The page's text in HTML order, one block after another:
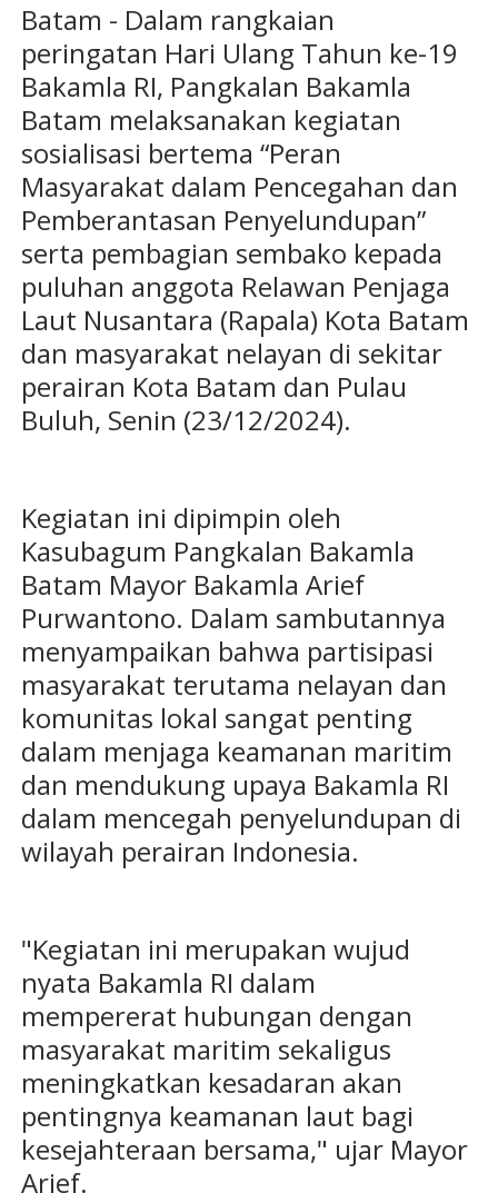
Batam - Dalam rangkaian
peringatan Hari Ulang Tahun ke-19
Bakamla RI, Pangkalan Bakamla
Batam melaksanakan kegiatan
sosialisasi bertema “Peran
Masyarakat dalam Pencegahan dan
Pemberantasan Penyelundupan”
serta pembagian sembako kepada
puluhan anggota Relawan Penjaga
Laut Nusantara (Rapala) Kota Batam
dan masyarakat nelayan di sekitar
perairan Kota Batam dan Pulau
Buluh, Senin (23/12/2024).
Kegiatan ini dipimpin oleh
Kasubagum Pangkalan Bakamla
Batam Mayor Bakamla Arief
Purwantono. Dalam sambutannya
menyampaikan bahwa partisipasi
masyarakat terutama nelayan dan
komunitas lokal sangat penting
dalam menjaga keamanan maritim
dan mendukung upaya Bakamla RI
dalam mencegah penyelundupan di
wilayah perairan Indonesia.
"Kegiatan ini merupakan wujud
nyata Bakamla RI dalam
mempererat hubungan dengan
masyarakat maritim sekaligus
meningkatkan kesadaran akan
pentingnya keamanan laut bagi
kesejahteraan bersama," ujar Mayor
Arief.